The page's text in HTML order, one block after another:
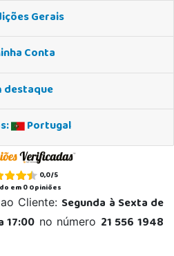
Gerais
Conta
destaque
Portugal
0,0/5
em0Opiniões
Cliente: Segunda à Sexta de
17:00 no número 21 556 1948